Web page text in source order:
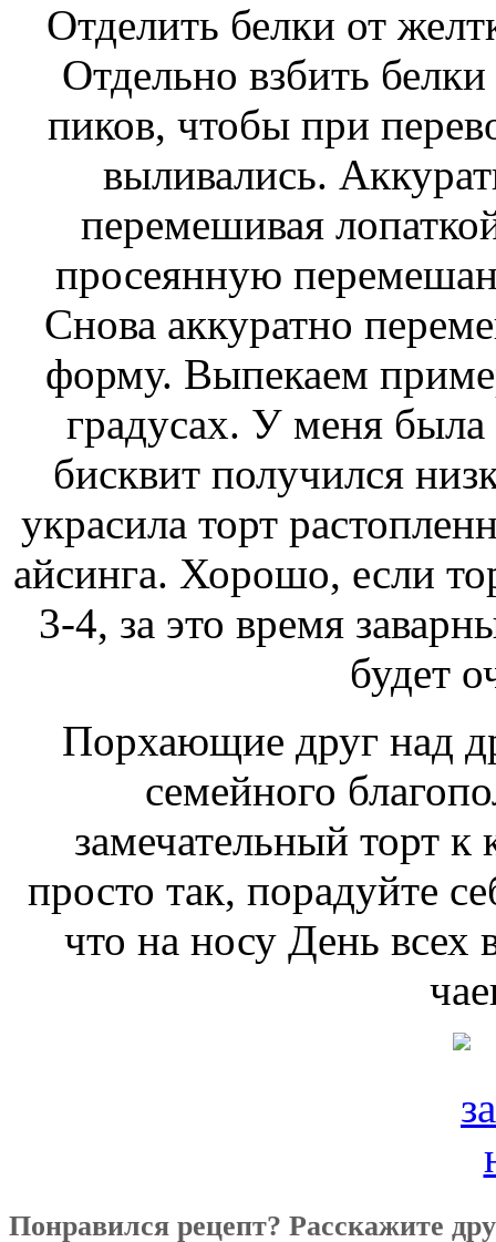
Отделить белки от
Отдельно взбить
пиков, чтобы при
выливались.
перемешивая
просеянную
Снова аккуратно
форму. Выпекаем
градусах. У меня
бисквит получился
украсила торт
айсинга. Хорошо, если
3-4, за это время
будет
Порхающие друг над
семейного
замечательный торт
просто так, порадуйте
что на носу День
Понравился рецепт? Расскажите